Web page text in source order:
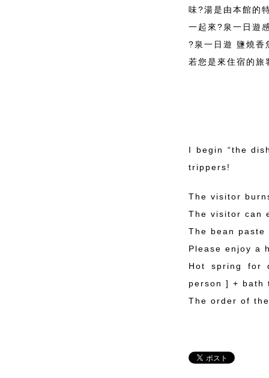
味?湯是由本館的
一起來?泉一日遊
?泉一日遊 鹽燒
若您是來住宿的
I begin “the
trippers!
The visitor
The visitor can
The bean
Please enjoy a
Hot spring for
person ] + bath
The order of